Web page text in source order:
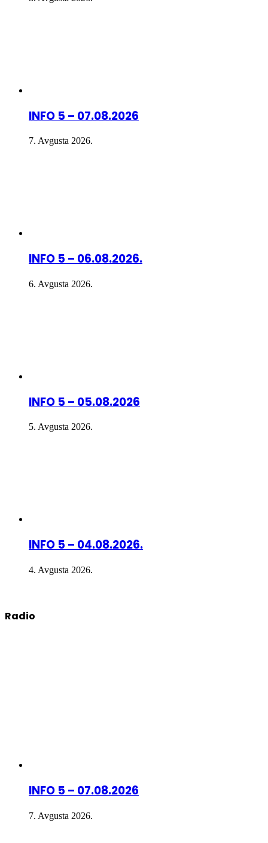
INFO 5 – 07.08.2026
7. Avgusta 2026.
INFO 5 – 06.08.2026.
6. Avgusta 2026.
INFO 5 – 05.08.2026
5. Avgusta 2026.
INFO 5 – 04.08.2026.
4. Avgusta 2026.
Radio
INFO 5 – 07.08.2026
7. Avgusta 2026.